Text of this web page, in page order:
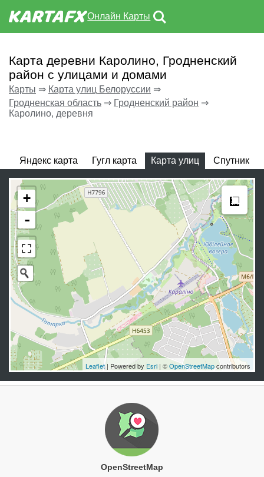
Онлайн Карты
Карта деревни Каролино, Гродненский
район с улицами и домами
Карты ⇒ Карта улиц Белоруссии ⇒
Гродненская область ⇒ Гродненский район ⇒
Каролино, деревня
Яндекс карта Гугл карта Карта улиц Спутник
+
-
Leaflet| Powered by Esri | ©OpenStreetMapcontributors
OpenStreetMap